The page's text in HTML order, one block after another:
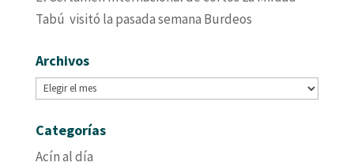
Tabú visitó la pasada semana Burdeos
Archivos
Archivos
Categorías
Acín al día